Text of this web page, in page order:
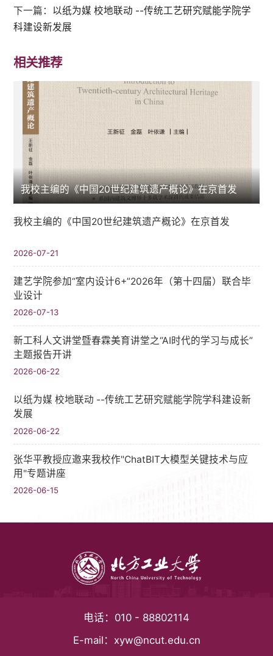
下一篇： 以纸为媒 校地联动 --传统工艺研究赋能学院学
科建设新发展
相关推荐
我校主编的《中国20世纪建筑遗产概论》在京首发
我校主编的《中国20世纪建筑遗产概论》在京首发
2026-07-21
建艺学院参加“室内设计6+”2026年（第十四届）联合毕
业设计
2026-07-13
新工科人文讲堂暨春霖美育讲堂之“AI时代的学习与成长”
主题报告开讲
2026-06-22
以纸为媒 校地联动 --传统工艺研究赋能学院学科建设新
发展
2026-06-22
张华平教授应邀来我校作"ChatBIT大模型关键技术与应
用"专题讲座
2026-06-15
电话： 010 - 88802114
E-mail： xyw@ncut.edu.cn